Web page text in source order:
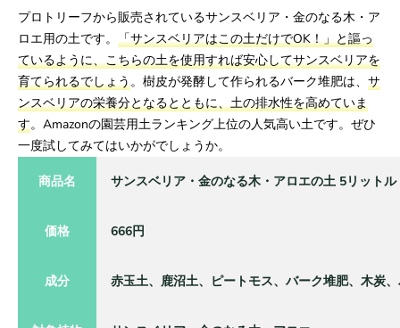
プロトリーフから販売されているサンスベリア・金のなる木・ア
ロエ用の土です。 「サンスベリアはこの土だけでOK！」と謳っ
ているように、こちらの土を使用すれば安心してサンスベリアを
育てられるでしょう。樹皮が発酵して作られるバーク堆肥は、 サ
ンスベリアの栄養分となるとともに、土の排水性を高めていま
す。Amazonの園芸用土ランキング上位の人気高い土です。ぜひ
一度試してみてはいかがでしょうか。
商品名 サンスベリア・金のなる木・アロエの土 5リットル
価格 666円
成分 赤玉土、鹿沼土、ピートモス、バーク堆肥、木炭